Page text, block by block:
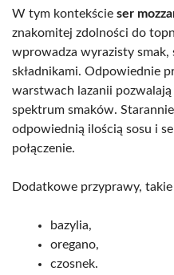
W tym kontekście ser
znakomitej zdolności do
wprowadza wyrazisty smak,
składnikami. Odpowiednie
warstwach lazanii pozwalają
spektrum smaków.
odpowiednią ilością sosu i
połączenie.
Dodatkowe przyprawy, takie
bazylia,
oregano,
czosnek.